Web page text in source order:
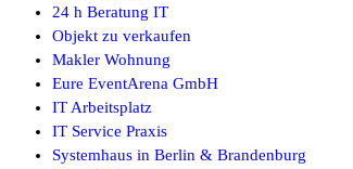
24 h Beratung IT
Objekt zu verkaufen
Makler Wohnung
Eure EventArena GmbH
IT Arbeitsplatz
IT Service Praxis
Systemhaus in Berlin & Brandenburg